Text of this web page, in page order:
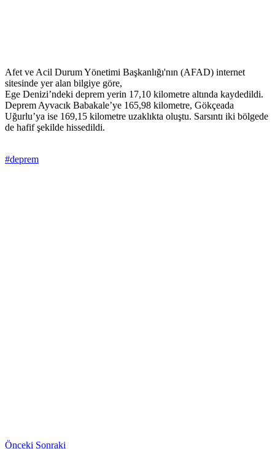
Afet ve Acil Durum Yönetimi Başkanlığı'nın (AFAD) internet
sitesinde yer alan bilgiye göre,
Ege Denizi’ndeki deprem yerin 17,10 kilometre altında kaydedildi.
Deprem Ayvacık Babakale’ye 165,98 kilometre, Gökçeada
Uğurlu’ya ise 169,15 kilometre uzaklıkta oluştu. Sarsıntı iki bölgede
de hafif şekilde hissedildi.
#deprem
Önceki Sonraki